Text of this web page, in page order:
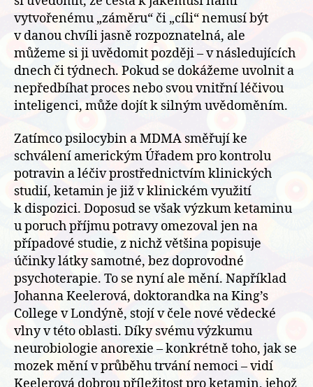
vytvořenému „záměru“ či „cíli“ nemusí být
v danou chvíli jasně rozpoznatelná, ale
můžeme si ji uvědomit později – v následujících
dnech či týdnech. Pokud se dokážeme uvolnit a
nepředbíhat proces nebo svou vnitřní léčivou
inteligenci, může dojít k silným uvědoměním.
Zatímco psilocybin a MDMA směřují ke
schválení americkým Úřadem pro kontrolu
potravin a léčiv prostřednictvím klinických
studií, ketamin je již v klinickém využití
k dispozici. Doposud se však výzkum ketaminu
u poruch příjmu potravy omezoval jen na
případové studie, z nichž většina popisuje
účinky látky samotné, bez doprovodné
psychoterapie. To se nyní ale mění. Například
Johanna Keelerová, doktorandka na King’s
College v Londýně, stojí v čele nové vědecké
vlny v této oblasti. Díky svému výzkumu
neurobiologie anorexie – konkrétně toho, jak se
mozek mění v průběhu trvání nemoci – vidí